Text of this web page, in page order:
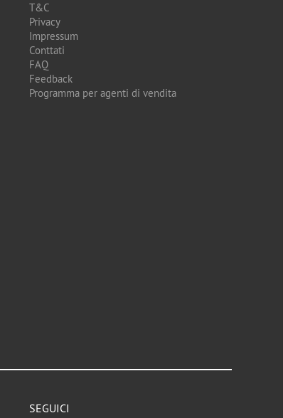
T&C
Privacy
Impressum
Conttati
FAQ
Feedback
Programma per agenti di vendita
SEGUICI